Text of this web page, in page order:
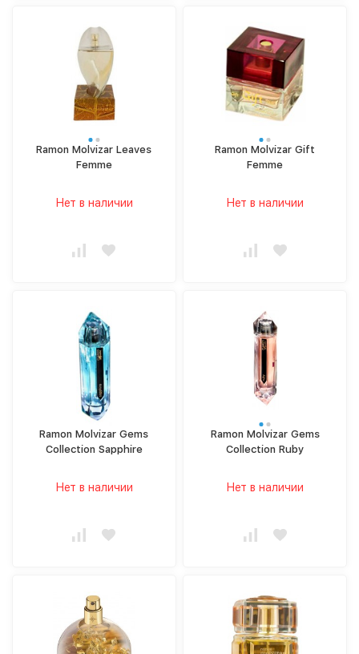
Ramon Molvizar Leaves
Femme
Нет в наличии
Ramon Molvizar Gift
Femme
Нет в наличии
Ramon Molvizar Gems
Collection Sapphire
Нет в наличии
Ramon Molvizar Gems
Collection Ruby
Нет в наличии